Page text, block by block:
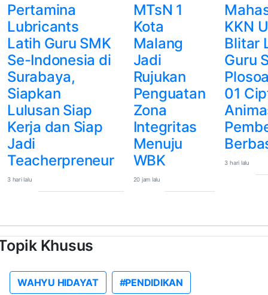
Pertamina
Lubricants
Latih Guru SMK
Se-Indonesia di
Surabaya,
Siapkan
Lulusan Siap
Kerja dan Siap
Jadi
Teacherpreneur
3 hari lalu
MTsN 1
Kota
Malang
Jadi
Rujukan
Penguatan
Zona
Integritas
Menuju
WBK
20 jam lalu
KKN
Blitar
Guru
01
3 hari lalu
Khusus
WAHYU HIDAYAT #PENDIDIKAN